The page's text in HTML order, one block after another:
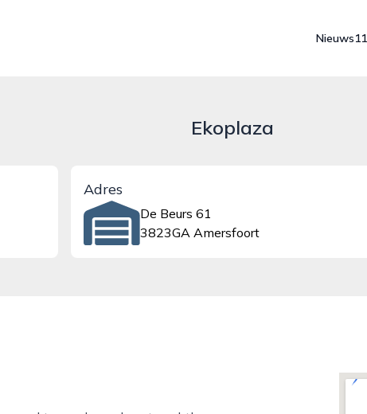
Nieuws
Ekoplaza
Adres
De Beurs 61
3823GA Amersfoort